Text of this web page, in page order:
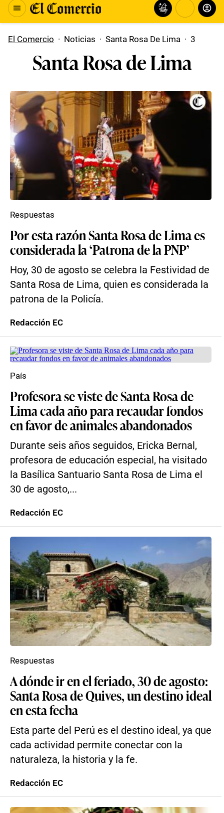
El Comercio · Noticias · Santa Rosa De Lima · 3
Santa Rosa de Lima
Por esta razón Santa Rosa de Lima es
considerada la ‘Patrona de la PNP’
Hoy, 30 de agosto se celebra la Festividad de
Santa Rosa de Lima, quien es considerada la
patrona de la Policía.
Respuestas
Redacción EC
Profesora se viste de Santa Rosa de
Lima cada año para recaudar fondos
en favor de animales abandonados
Durante seis años seguidos, Ericka Bernal,
profesora de educación especial, ha visitado
la Basílica Santuario Santa Rosa de Lima el
30 de agosto,...
País
Redacción EC
A dónde ir en el feriado, 30 de agosto:
Santa Rosa de Quives, un destino ideal
en esta fecha
Esta parte del Perú es el destino ideal, ya que
cada actividad permite conectar con la
naturaleza, la historia y la fe.
Respuestas
Redacción EC